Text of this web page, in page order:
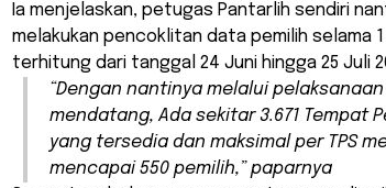
Ia menjelaskan, petugas Pantarlih sendiri
melakukan pencoklitan data pemilih selama
terhitung dari tanggal 24 Juni hingga 25 Juli
“Dengan nantinya melalui
mendatang, Ada sekitar 3.671 Tempat
yang tersedia dan maksimal per TPS
mencapai 550 pemilih,” paparnya